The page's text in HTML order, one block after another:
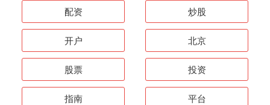
配资 炒股
开户 北京
股票 投资
指南 平台